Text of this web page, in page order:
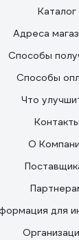
Каталог
Адреса
Способы
Способы
Что
Контакты
О
для